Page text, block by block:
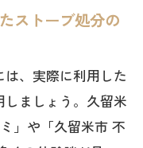
追加料金に注意
ストーブ処分の
、実際に利用した
ましょう。久留米
」や「久留米市 不